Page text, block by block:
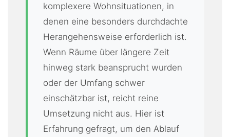
komplexere Wohnsituationen, in
denen eine besonders durchdachte
Herangehensweise erforderlich ist.
Wenn Räume über längere Zeit
hinweg stark beansprucht wurden
oder der Umfang schwer
einschätzbar ist, reicht reine
Umsetzung nicht aus. Hier ist
Erfahrung gefragt, um den Ablauf